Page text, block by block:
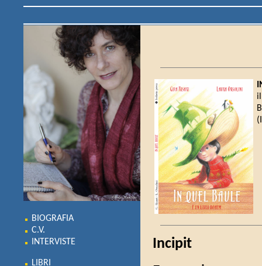
BIOGRAFIA
C.V.
INTERVISTE
LIBRI
Incipit